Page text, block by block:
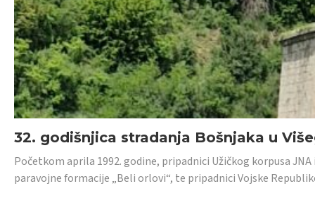
32. godišnjica stradanja Bošnjaka u
Početkom aprila 1992. godine, pripadnici Užičkog korpusa
paravojne formacije „Beli orlovi“, te pripadnici Vojske